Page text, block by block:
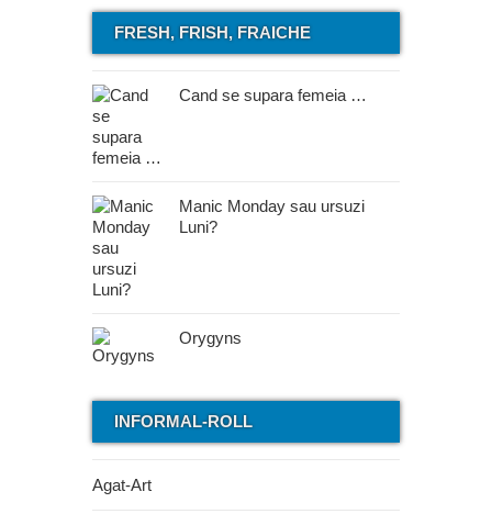
FRESH, FRISH, FRAICHE
Cand se supara femeia …
Manic Monday sau ursuzi
Luni?
Orygyns
INFORMAL-ROLL
Agat-Art